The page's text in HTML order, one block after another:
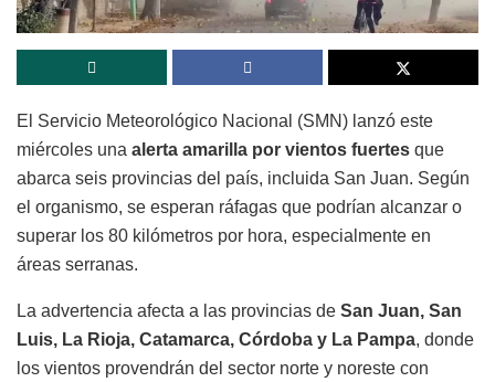
El Servicio Meteorológico Nacional (SMN) lanzó este
miércoles una alerta amarilla por vientos fuertes que
abarca seis provincias del país, incluida San Juan. Según
el organismo, se esperan ráfagas que podrían alcanzar o
superar los 80 kilómetros por hora, especialmente en
áreas serranas.
La advertencia afecta a las provincias de San Juan, San
Luis, La Rioja, Catamarca, Córdoba y La Pampa, donde
los vientos provendrán del sector norte y noreste con